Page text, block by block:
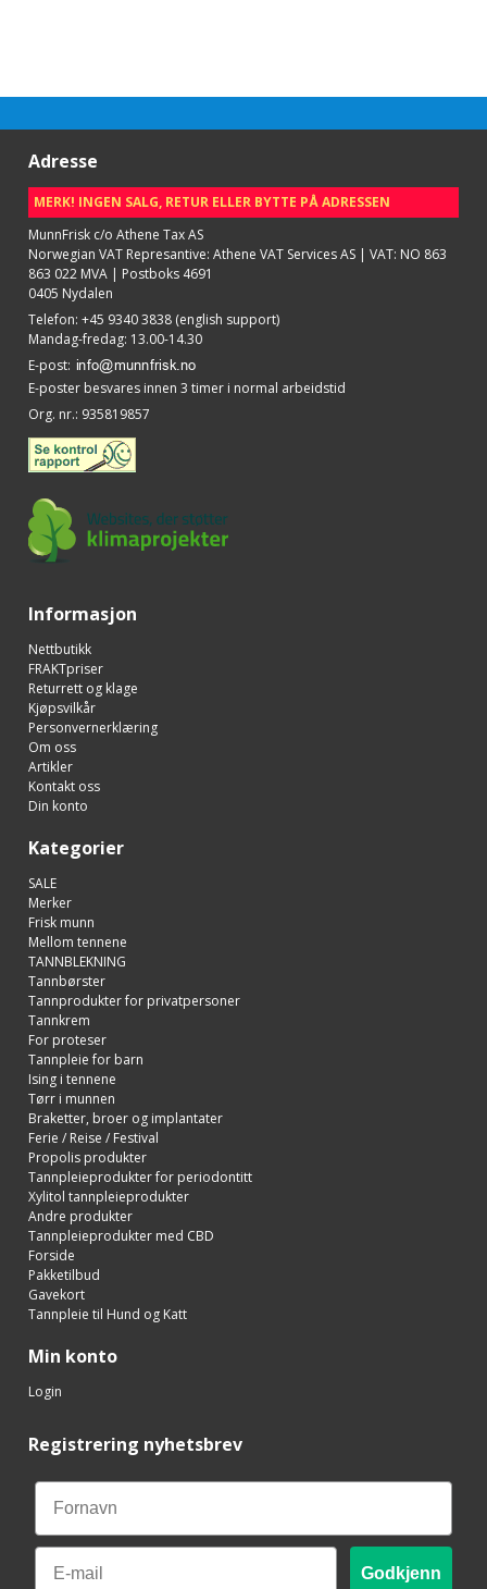
Adresse
MERK! INGEN SALG, RETUR ELLER BYTTE PÅ ADRESSEN
MunnFrisk c/o Athene Tax AS
Norwegian VAT Represantive: Athene VAT Services AS | VAT: NO 863
863 022 MVA | Postboks 4691
0405 Nydalen
Telefon: +45 9340 3838 (english support)
Mandag-fredag: 13.00-14.30
E-post:
E-poster besvares innen 3 timer i normal arbeidstid
Org. nr.: 935819857
Informasjon
Nettbutikk
FRAKTpriser
Returrett og klage
Kjøpsvilkår
Personvernerklæring
Om oss
Artikler
Kontakt oss
Din konto
Kategorier
SALE
Merker
Frisk munn
Mellom tennene
TANNBLEKNING
Tannbørster
Tannprodukter for privatpersoner
Tannkrem
For proteser
Tannpleie for barn
Ising i tennene
Tørr i munnen
Braketter, broer og implantater
Ferie / Reise / Festival
Propolis produkter
Tannpleieprodukter for periodontitt
Xylitol tannpleieprodukter
Andre produkter
Tannpleieprodukter med CBD
Forside
Pakketilbud
Gavekort
Tannpleie til Hund og Katt
Min konto
Login
Registrering nyhetsbrev
Email
Godkjenn